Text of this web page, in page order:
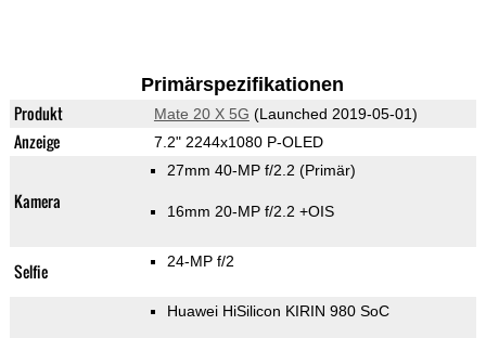
Primärspezifikationen
Produkt Mate 20 X 5G (Launched 2019-05-01)
Anzeige 7.2" 2244x1080 P-OLED
Kamera
27mm 40-MP f/2.2 (Primär)
16mm 20-MP f/2.2 +OIS
Selfie 24-MP f/2
Huawei HiSilicon KIRIN 980 SoC